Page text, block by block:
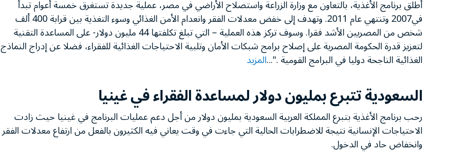
أطلق برنامج الأغذية، بالتعاون مع وزارة الزراعة واستصلاح الأراضي في مصر، عملية جديدة تستغرق خمسة أعوام تبدأ
في2007 وتنتهي عام 2011. وتهدف إلى خفض معدلات الفقر وانعدام الأمن الغذائي وسوء التغذية بين قرابة 400 ألف
شخص من المصريين الأشد فقرا. وسوف تركز هذه العملية – التي تبلغ تكلفتها 44 مليون دولار- على المساعدة التقنية
لتعزيز قدرة الحكومة المصرية على إصلاح برامج شبكات الأمان وتلبية الاحتياجات الغذائية للفقراء، فضلا عن إدراج النماذج
الغذائية الناجحة دوليا في البرامج القومية ."...المزيد
السعودية تتبرع بمليون دولار لمساعدة الفقراء في غينيا
رحب برنامج الأغذية بتبرع المملكة العربية السعودية بمليون دولار من أجل دعم عمليات البرنامج في غينيا حيث زادت
الاحتياجات الإنسانية نتيجة للاضطرابات الحالية التي جاءت في وقت يعاني فيه الكثيرون بالفعل من ارتفاع معدلات الفقر
وانخفاض حاد في الدخول.